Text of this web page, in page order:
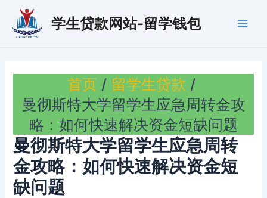
学生贷款网站-留学钱包
首页
留学生贷款
曼彻斯特大学留学生应急周转金攻
略：如何快速解决资金短缺问题
曼彻斯特大学留学生应急周转
金攻略：如何快速解决资金短
缺问题